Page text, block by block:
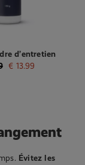
d’entretien
– 150 ml
€ 13.99
Évitez les